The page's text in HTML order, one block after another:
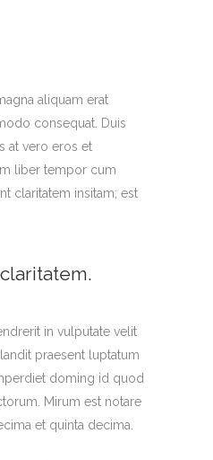
aliquam erat
consequat. Duis
at vero eros et
liber tempor cum
claritatem insitam; est
in vulputate velit
praesent luptatum
doming id quod
Mirum est notare
et quinta decima.